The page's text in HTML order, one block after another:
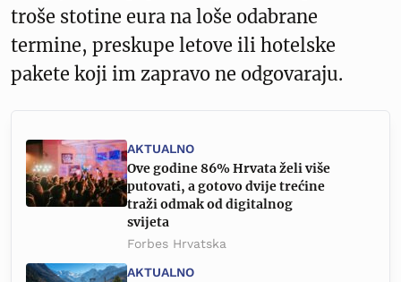
troše stotine eura na loše odabrane
termine, preskupe letove ili hotelske
pakete koji im zapravo ne odgovaraju.
AKTUALNO
Ove godine 86% Hrvata želi više
putovati, a gotovo dvije trećine
traži odmak od digitalnog
svijeta
Forbes Hrvatska
AKTUALNO